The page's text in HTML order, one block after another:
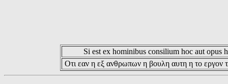
Si est ex hominibus consilium hoc aut opus
Οτι εαν η εξ ανθρωπων η βουλη αυτη η το εργον